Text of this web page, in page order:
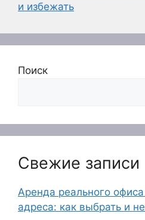
и избежать
Поиск
Свежие записи
Аренда реального
адреса: как выбрать и